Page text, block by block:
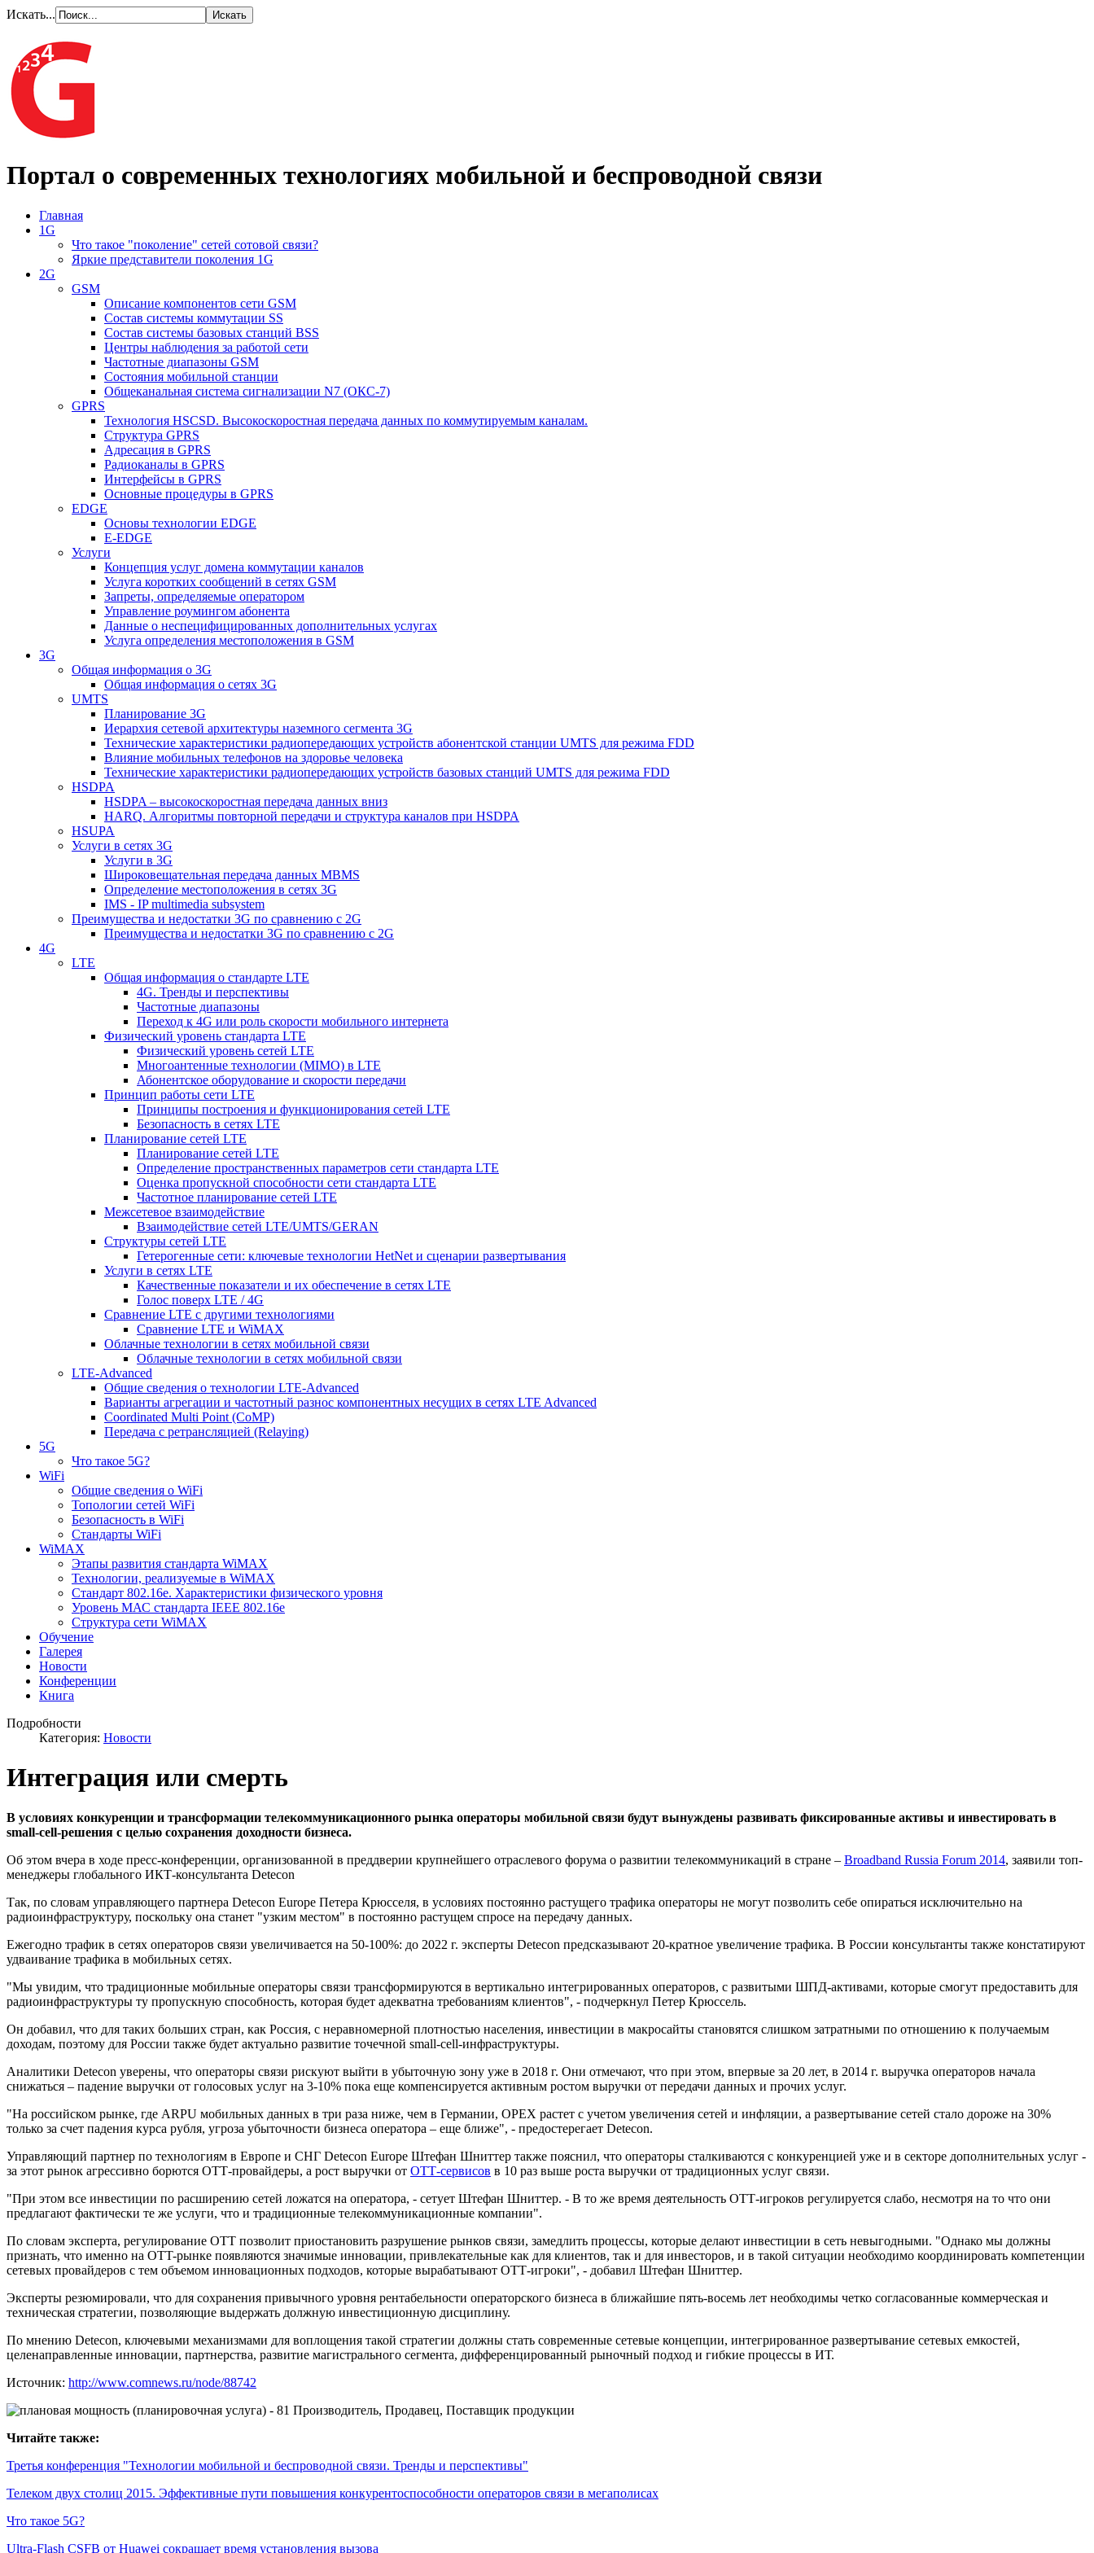
Искать...
Портал о современных технологиях мобильной и беспроводной связи
Главная
1G
Что такое "поколение" сетей сотовой связи?
Яркие представители поколения 1G
2G
GSM
Описание компонентов сети GSM
Состав системы коммутации SS
Состав системы базовых станций BSS
Центры наблюдения за работой сети
Частотные диапазоны GSM
Состояния мобильной станции
Общеканальная система сигнализации N7 (ОКС-7)
GPRS
Технология HSCSD. Высокоскоростная передача данных по коммутируемым каналам.
Структура GPRS
Адресация в GPRS
Радиоканалы в GPRS
Интерфейсы в GPRS
Основные процедуры в GPRS
EDGE
Основы технологии EDGE
E-EDGE
Услуги
Концепция услуг домена коммутации каналов
Услуга коротких сообщений в сетях GSM
Запреты, определяемые оператором
Управление роумингом абонента
Данные о неспецифицированных дополнительных услугах
Услуга определения местоположения в GSM
3G
Общая информация о 3G
Общая информация о сетях 3G
UMTS
Планирование 3G
Иерархия сетевой архитектуры наземного сегмента 3G
Технические характеристики радиопередающих устройств абонентской станции UMTS для режима FDD
Влияние мобильных телефонов на здоровье человека
Технические характеристики радиопередающих устройств базовых станций UMTS для режима FDD
HSDPA
HSDPA – высокоскоростная передача данных вниз
HARQ. Алгоритмы повторной передачи и структура каналов при HSDPA
HSUPA
Услуги в сетях 3G
Услуги в 3G
Широковещательная передача данных MBMS
Определение местоположения в сетях 3G
IMS - IP multimedia subsystem
Преимущества и недостатки 3G по сравнению с 2G
Преимущества и недостатки 3G по сравнению с 2G
4G
LTE
Общая информация о стандарте LTE
4G. Тренды и перспективы
Частотные диапазоны
Переход к 4G или роль скорости мобильного интернета
Физический уровень стандарта LTE
Физический уровень сетей LTE
Многоантенные технологии (MIMO) в LTE
Абонентское оборудование и скорости передачи
Принцип работы сети LTE
Принципы построения и функционирования сетей LTE
Безопасность в сетях LTE
Планирование сетей LTE
Планирование сетей LTE
Определение пространственных параметров сети стандарта LTE
Оценка пропускной способности сети стандарта LTE
Частотное планирование сетей LTE
Межсетевое взаимодействие
Взаимодействие сетей LTE/UMTS/GERAN
Структуры сетей LTE
Гетерогенные сети: ключевые технологии HetNet и сценарии развертывания
Услуги в сетях LTE
Качественные показатели и их обеспечение в сетях LTE
Голос поверх LTE / 4G
Сравнение LTE с другими технологиями
Сравнение LTE и WiMAX
Облачные технологии в сетях мобильной связи
Облачные технологии в сетях мобильной связи
LTE-Advanced
Общие сведения о технологии LTE-Advanced
Варианты агрегации и частотный разнос компонентных несущих в сетях LTE Advanced
Coordinated Multi Point (CoMP)
Передача с ретрансляцией (Relaying)
5G
Что такое 5G?
WiFi
Общие сведения о WiFi
Топологии сетей WiFi
Безопасность в WiFi
Стандарты WiFi
WiMAX
Этапы развития стандарта WiMAX
Технологии, реализуемые в WiMAX
Стандарт 802.16е. Характеристики физического уровня
Уровень МАС стандарта IEEE 802.16e
Структура сети WiMAX
Обучение
Галерея
Новости
Конференции
Книга
Подробности
Категория: Новости
Интеграция или смерть
В условиях конкуренции и трансформации телекоммуникационного рынка операторы мобильной связи будут вынуждены развивать фиксированные активы и инвестировать в
small-cell-решения с целью сохранения доходности бизнеса.
Об этом вчера в ходе пресс-конференции, организованной в преддверии крупнейшего отраслевого форума о развитии телекоммуникаций в стране – Broadband Russia Forum 2014, заявили топ-
менеджеры глобального ИКТ-консультанта Detecon
Так, по словам управляющего партнера Detecon Europe Петера Крюсселя, в условиях постоянно растущего трафика операторы не могут позволить себе опираться исключительно на
радиоинфраструктуру, поскольку она станет "узким местом" в постоянно растущем спросе на передачу данных.
Ежегодно трафик в сетях операторов связи увеличивается на 50-100%: до 2022 г. эксперты Detecon предсказывают 20-кратное увеличение трафика. В России консультанты также констатируют
удваивание трафика в мобильных сетях.
"Мы увидим, что традиционные мобильные операторы связи трансформируются в вертикально интегрированных операторов, с развитыми ШПД-активами, которые смогут предоставить для
радиоинфраструктуры ту пропускную способность, которая будет адекватна требованиям клиентов", - подчеркнул Петер Крюссель.
Он добавил, что для таких больших стран, как Россия, с неравномерной плотностью населения, инвестиции в макросайты становятся слишком затратными по отношению к получаемым
доходам, поэтому для России также будет актуально развитие точечной small-cell-инфраструктуры.
Аналитики Detecon уверены, что операторы связи рискуют выйти в убыточную зону уже в 2018 г. Они отмечают, что при этом, впервые за 20 лет, в 2014 г. выручка операторов начала
снижаться – падение выручки от голосовых услуг на 3-10% пока еще компенсируется активным ростом выручки от передачи данных и прочих услуг.
"На российском рынке, где ARPU мобильных данных в три раза ниже, чем в Германии, OPEX растет с учетом увеличения сетей и инфляции, а развертывание сетей стало дороже на 30%
только за счет падения курса рубля, угроза убыточности бизнеса оператора – еще ближе", - предостерегает Detecon.
Управляющий партнер по технологиям в Европе и СНГ Detecon Europe Штефан Шниттер также пояснил, что операторы сталкиваются с конкуренцией уже и в секторе дополнительных услуг -
за этот рынок агрессивно борются ОТТ-провайдеры, а рост выручки от ОТТ-сервисов в 10 раз выше роста выручки от традиционных услуг связи.
"При этом все инвестиции по расширению сетей ложатся на оператора, - сетует Штефан Шниттер. - В то же время деятельность ОТТ-игроков регулируется слабо, несмотря на то что они
предлагают фактически те же услуги, что и традиционные телекоммуникационные компании".
По словам эксперта, регулирование ОТТ позволит приостановить разрушение рынков связи, замедлить процессы, которые делают инвестиции в сеть невыгодными. "Однако мы должны
признать, что именно на OTT-рынке появляются значимые инновации, привлекательные как для клиентов, так и для инвесторов, и в такой ситуации необходимо координировать компетенции
сетевых провайдеров с тем объемом инновационных подходов, которые вырабатывают ОТТ-игроки", - добавил Штефан Шниттер.
Эксперты резюмировали, что для сохранения привычного уровня рентабельности операторского бизнеса в ближайшие пять-восемь лет необходимы четко согласованные коммерческая и
техническая стратегии, позволяющие выдержать должную инвестиционную дисциплину.
По мнению Detecon, ключевыми механизмами для воплощения такой стратегии должны стать современные сетевые концепции, интегрированное развертывание сетевых емкостей,
целенаправленные инновации, партнерства, развитие магистрального сегмента, дифференцированный рыночный подход и гибкие процессы в ИТ.
Источник: http://www.comnews.ru/node/88742
Читайте также:
Третья конференция "Технологии мобильной и беспроводной связи. Тренды и перспективы"
Телеком двух столиц 2015. Эффективные пути повышения конкурентоспособности операторов связи в мегаполисах
Что такое 5G?
Ultra-Flash CSFB от Huawei сокращает время установления вызова